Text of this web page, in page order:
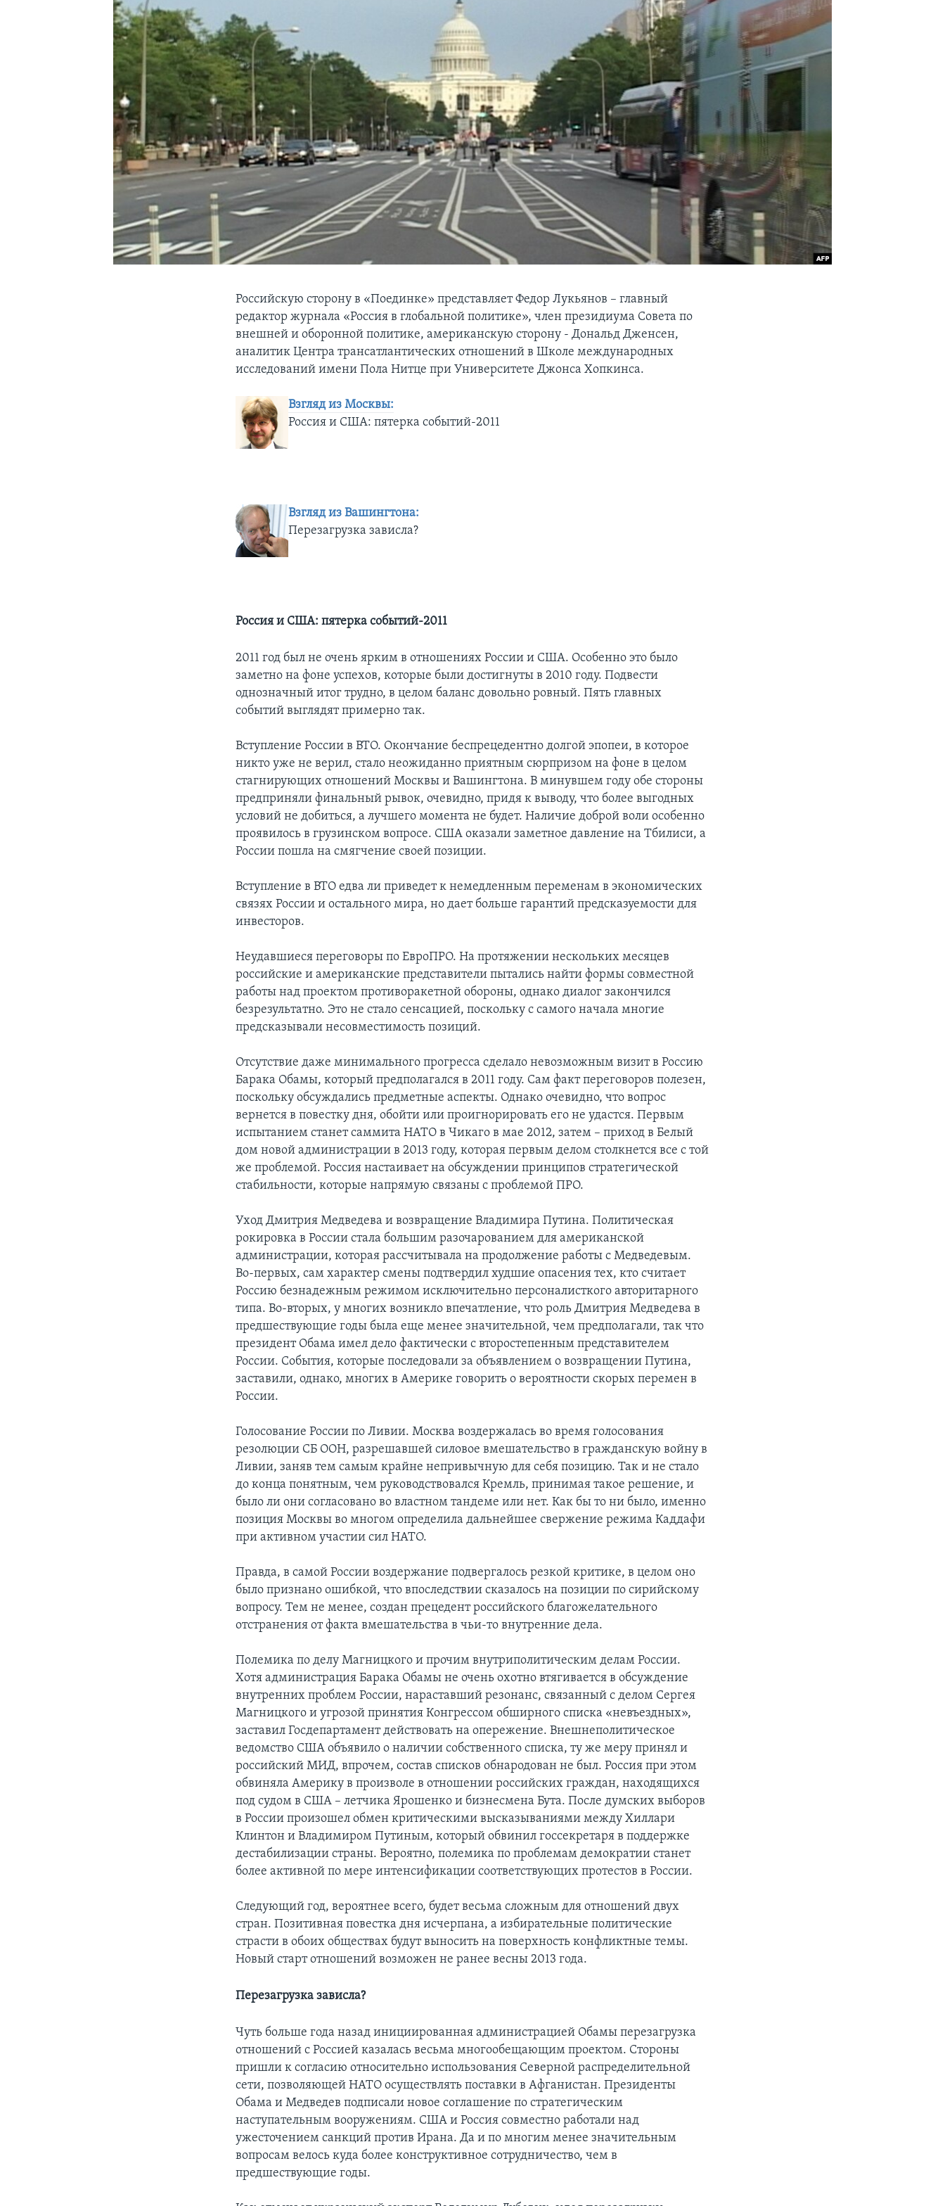
Российскую сторону в «Поединке» представляет Федор Лукьянов – главный
редактор журнала «Россия в глобальной политике», член президиума Совета по
внешней и оборонной политике, американскую сторону - Дональд Дженсен,
аналитик Центра трансатлантических отношений в Школе международных
исследований имени Пола Нитце при Университете Джонса Хопкинса.
Взгляд из Москвы:
Россия и США: пятерка событий-2011
Взгляд из Вашингтона:
Перезагрузка зависла?
Россия и США: пятерка событий-2011
2011 год был не очень ярким в отношениях России и США. Особенно это было
заметно на фоне успехов, которые были достигнуты в 2010 году. Подвести
однозначный итог трудно, в целом баланс довольно ровный. Пять главных
событий выглядят примерно так.
Вступление России в ВТО. Окончание беспрецедентно долгой эпопеи, в которое
никто уже не верил, стало неожиданно приятным сюрпризом на фоне в целом
стагнирующих отношений Москвы и Вашингтона. В минувшем году обе стороны
предприняли финальный рывок, очевидно, придя к выводу, что более выгодных
условий не добиться, а лучшего момента не будет. Наличие доброй воли особенно
проявилось в грузинском вопросе. США оказали заметное давление на Тбилиси, а
России пошла на смягчение своей позиции.
Вступление в ВТО едва ли приведет к немедленным переменам в экономических
связях России и остального мира, но дает больше гарантий предсказуемости для
инвесторов.
Неудавшиеся переговоры по ЕвроПРО. На протяжении нескольких месяцев
российские и американские представители пытались найти формы совместной
работы над проектом противоракетной обороны, однако диалог закончился
безрезультатно. Это не стало сенсацией, поскольку с самого начала многие
предсказывали несовместимость позиций.
Отсутствие даже минимального прогресса сделало невозможным визит в Россию
Барака Обамы, который предполагался в 2011 году. Сам факт переговоров полезен,
поскольку обсуждались предметные аспекты. Однако очевидно, что вопрос
вернется в повестку дня, обойти или проигнорировать его не удастся. Первым
испытанием станет саммита НАТО в Чикаго в мае 2012, затем – приход в Белый
дом новой администрации в 2013 году, которая первым делом столкнется все с той
же проблемой. Россия настаивает на обсуждении принципов стратегической
стабильности, которые напрямую связаны с проблемой ПРО.
Уход Дмитрия Медведева и возвращение Владимира Путина. Политическая
рокировка в России стала большим разочарованием для американской
администрации, которая рассчитывала на продолжение работы с Медведевым.
Во-первых, сам характер смены подтвердил худшие опасения тех, кто считает
Россию безнадежным режимом исключительно персоналисткого авторитарного
типа. Во-вторых, у многих возникло впечатление, что роль Дмитрия Медведева в
предшествующие годы была еще менее значительной, чем предполагали, так что
президент Обама имел дело фактически с второстепенным представителем
России. События, которые последовали за объявлением о возвращении Путина,
заставили, однако, многих в Америке говорить о вероятности скорых перемен в
России.
Голосование России по Ливии. Москва воздержалась во время голосования
резолюции СБ ООН, разрешавшей силовое вмешательство в гражданскую войну в
Ливии, заняв тем самым крайне непривычную для себя позицию. Так и не стало
до конца понятным, чем руководствовался Кремль, принимая такое решение, и
было ли они согласовано во властном тандеме или нет. Как бы то ни было, именно
позиция Москвы во многом определила дальнейшее свержение режима Каддафи
при активном участии сил НАТО.
Правда, в самой России воздержание подвергалось резкой критике, в целом оно
было признано ошибкой, что впоследствии сказалось на позиции по сирийскому
вопросу. Тем не менее, создан прецедент российского благожелательного
отстранения от факта вмешательства в чьи-то внутренние дела.
Полемика по делу Магницкого и прочим внутриполитическим делам России.
Хотя администрация Барака Обамы не очень охотно втягивается в обсуждение
внутренних проблем России, нараставший резонанс, связанный с делом Сергея
Магницкого и угрозой принятия Конгрессом обширного списка «невъездных»,
заставил Госдепартамент действовать на опережение. Внешнеполитическое
ведомство США объявило о наличии собственного списка, ту же меру принял и
российский МИД, впрочем, состав списков обнародован не был. Россия при этом
обвиняла Америку в произволе в отношении российских граждан, находящихся
под судом в США – летчика Ярошенко и бизнесмена Бута. После думских выборов
в России произошел обмен критическими высказываниями между Хиллари
Клинтон и Владимиром Путиным, который обвинил госсекретаря в поддержке
дестабилизации страны. Вероятно, полемика по проблемам демократии станет
более активной по мере интенсификации соответствующих протестов в России.
Следующий год, вероятнее всего, будет весьма сложным для отношений двух
стран. Позитивная повестка дня исчерпана, а избирательные политические
страсти в обоих обществах будут выносить на поверхность конфликтные темы.
Новый старт отношений возможен не ранее весны 2013 года.
Перезагрузка зависла?
Чуть больше года назад инициированная администрацией Обамы перезагрузка
отношений с Россией казалась весьма многообещающим проектом. Стороны
пришли к согласию относительно использования Северной распределительной
сети, позволяющей НАТО осуществлять поставки в Афганистан. Президенты
Обама и Медведев подписали новое соглашение по стратегическим
наступательным вооружениям. США и Россия совместно работали над
ужесточением санкций против Ирана. Да и по многим менее значительным
вопросам велось куда более конструктивное сотрудничество, чем в
предшествующие годы.